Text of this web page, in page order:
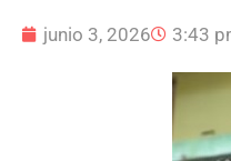
junio 3, 2026 3:43